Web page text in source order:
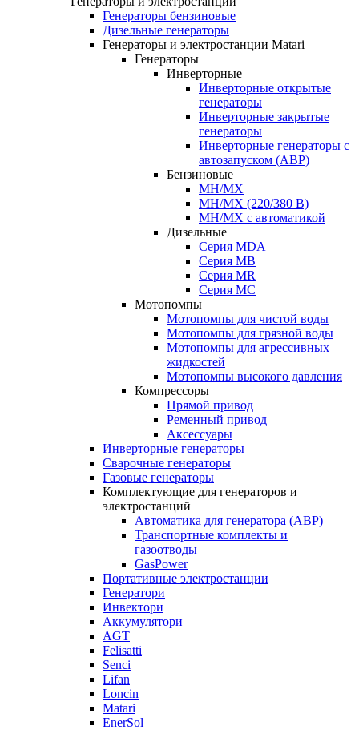
Генераторы бензиновые
Дизельные генераторы
Генераторы и электростанции Matari
Генераторы
Инверторные
Инверторные открытые
генераторы
Инверторные закрытые
генераторы
Инверторные генераторы с
автозапуском (АВР)
Бензиновые
MH/MX
MH/MX (220/380 В)
MH/MX с автоматикой
Дизельные
Серия MDA
Серия MB
Серия MR
Серия MC
Мотопомпы
Мотопомпы для чистой воды
Мотопомпы для грязной воды
Мотопомпы для агрессивных
жидкостей
Мотопомпы высокого давления
Компрессоры
Прямой привод
Ременный привод
Аксессуары
Инверторные генераторы
Сварочные генераторы
Газовые генераторы
Комплектующие для генераторов и
электростанций
Автоматика для генератора (АВР)
Транспортные комплекты и
газоотводы
GasPower
Портативные электростанции
Генератори
Инвектори
Аккумулятори
AGT
Felisatti
Senci
Lifan
Loncin
Matari
EnerSol